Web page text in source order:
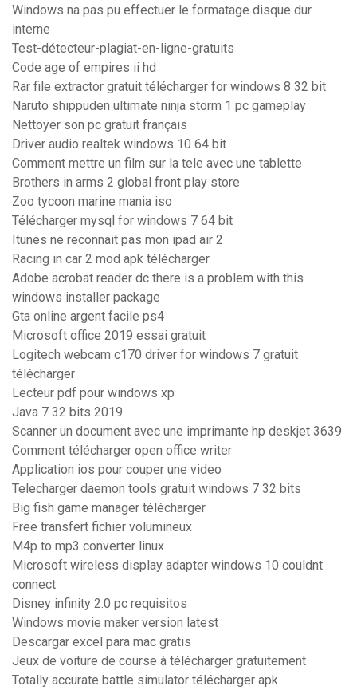
Windows na pas pu effectuer le formatage disque dur
interne
Test-détecteur-plagiat-en-ligne-gratuits
Code age of empires ii hd
Rar file extractor gratuit télécharger for windows 8 32 bit
Naruto shippuden ultimate ninja storm 1 pc gameplay
Nettoyer son pc gratuit français
Driver audio realtek windows 10 64 bit
Comment mettre un film sur la tele avec une tablette
Brothers in arms 2 global front play store
Zoo tycoon marine mania iso
Télécharger mysql for windows 7 64 bit
Itunes ne reconnait pas mon ipad air 2
Racing in car 2 mod apk télécharger
Adobe acrobat reader dc there is a problem with this
windows installer package
Gta online argent facile ps4
Microsoft office 2019 essai gratuit
Logitech webcam c170 driver for windows 7 gratuit
télécharger
Lecteur pdf pour windows xp
Java 7 32 bits 2019
Scanner un document avec une imprimante hp deskjet 3639
Comment télécharger open office writer
Application ios pour couper une video
Telecharger daemon tools gratuit windows 7 32 bits
Big fish game manager télécharger
Free transfert fichier volumineux
M4p to mp3 converter linux
Microsoft wireless display adapter windows 10 couldnt
connect
Disney infinity 2.0 pc requisitos
Windows movie maker version latest
Descargar excel para mac gratis
Jeux de voiture de course à télécharger gratuitement
Totally accurate battle simulator télécharger apk